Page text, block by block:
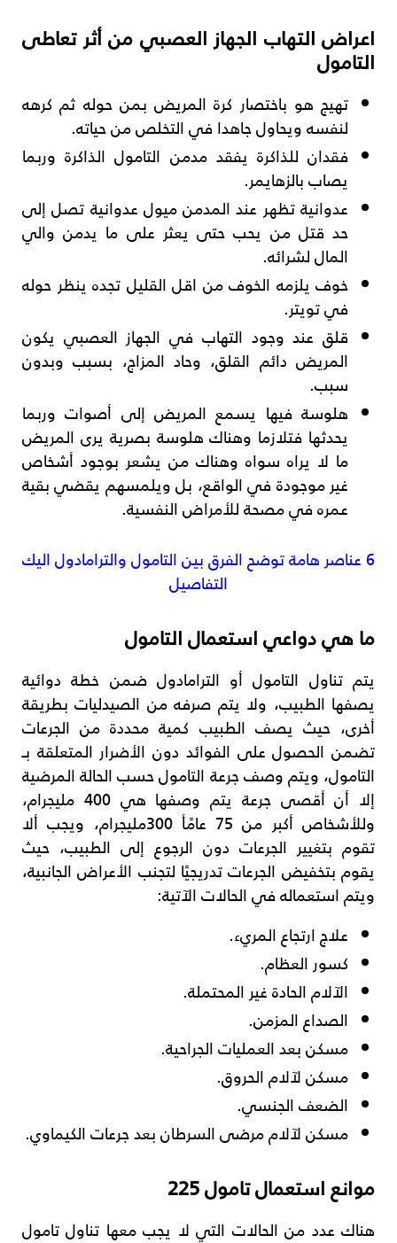
اعراض التهاب الجهاز العصبي من أثر تعاطى
التامول
تهيج هو باختصار كرة المريض بمن حوله ثم كرهه
لنفسه ويحاول جاهدا في التخلص من حياته.
فقدان للذاكرة يفقد مدمن التامول الذاكرة وربما
يصاب بالزهايمر.
عدوانية تظهر عند المدمن ميول عدوانية تصل إلى
حد قتل من يحب حتى يعثر على ما يدمن والي
المال لشرائه.
خوف يلزمه الخوف من اقل القليل تجده ينظر حوله
في تويتر.
قلق عند وجود التهاب في الجهاز العصبي يكون
المريض دائم القلق، وحاد المزاج، بسبب وبدون
سبب.
هلوسة فيها يسمع المريض إلى أصوات وربما
يحدثها فتلازما وهناك هلوسة بصرية يرى المريض
ما لا يراه سواه وهناك من يشعر بوجود أشخاص
غير موجودة في الواقع، بل ويلمسهم يقضي بقية
عمره في مصحة للأمراض النفسية.
6 عناصر هامة توضح الفرق بين التامول والترامادول اليك
التفاصيل
ما هي دواعي استعمال التامول
يتم تناول التامول أو الترامادول ضمن خطة دوائية
يصفها الطبيب، ولا يتم صرفه من الصيدليات بطريقة
أخرى، حيث يصف الطبيب كمية محددة من الجرعات
تضمن الحصول على الفوائد دون الأضرار المتعلقة بـ
التامول، ويتم وصف جرعة التامول حسب الحالة المرضية
إلا أن أقصى جرعة يتم وصفها هي 400 مليجرام،
وللأشخاص أكبر من 75 عامًأ 300مليجرام، ويجب ألا
تقوم بتغيير الجرعات دون الرجوع إلى الطبيب، حيث
يقوم بتخفيض الجرعات تدريجيًا لتجنب الأعراض الجانبية،
ويتم استعماله في الحالات الآتية:
علاج ارتجاع المريء.
كسور العظام.
الآلام الحادة غير المحتملة.
الصداع المزمن.
مسكن بعد العمليات الجراحية.
مسكن لآلام الحروق.
الضعف الجنسي.
مسكن لآلام مرضى السرطان بعد جرعات الكيماوي.
موانع استعمال تامول 225
هناك عدد من الحالات التي لا يجب معها تناول تامول